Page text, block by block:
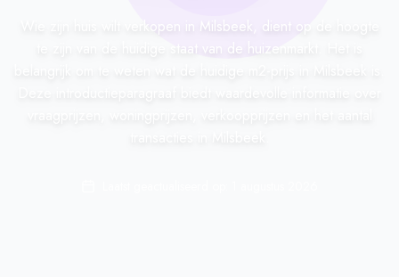
Wie zijn huis wilt verkopen in Milsbeek, dient op de hoogte
te zijn van de huidige staat van de huizenmarkt. Het is